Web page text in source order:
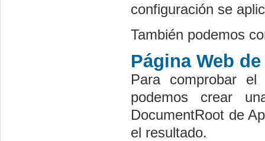
configuración se
También podemos
Página Web
Para comprobar
podemos crear
DocumentRoot de
el resultado.